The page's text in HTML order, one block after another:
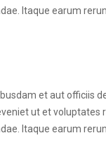
Itaque earum
et aut officiis
ut et voluptates
Itaque earum